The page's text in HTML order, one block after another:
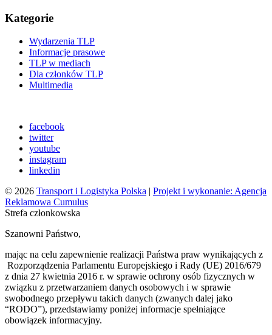
Kategorie
Wydarzenia TLP
Informacje prasowe
TLP w mediach
Dla członków TLP
Multimedia
facebook
twitter
youtube
instagram
linkedin
© 2026 Transport i Logistyka Polska | Projekt i wykonanie: Agencja
Reklamowa Cumulus
Strefa członkowska
Szanowni Państwo,
mając na celu zapewnienie realizacji Państwa praw wynikających z
Rozporządzenia Parlamentu Europejskiego i Rady (UE) 2016/679
z dnia 27 kwietnia 2016 r. w sprawie ochrony osób fizycznych w
związku z przetwarzaniem danych osobowych i w sprawie
swobodnego przepływu takich danych (zwanych dalej jako
“RODO”), przedstawiamy poniżej informacje spełniające
obowiązek informacyjny.